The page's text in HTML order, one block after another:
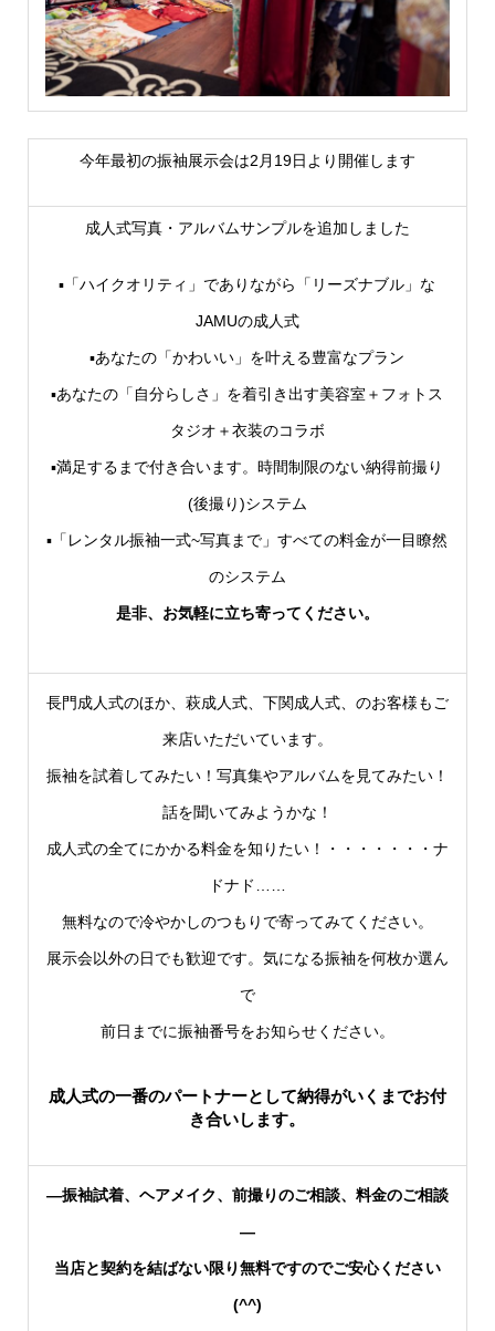
今年最初の振袖展示会は2月19日より開催します
成人式写真・アルバムサンプルを追加しました
▪「ハイクオリティ」でありながら「リーズナブル」な
JAMUの成人式
▪あなたの「かわいい」を叶える豊富なプラン
▪あなたの「自分らしさ」を着引き出す美容室＋フォトス
タジオ＋衣装のコラボ
▪満足するまで付き合います。時間制限のない納得前撮り
(後撮り)システム
▪「レンタル振袖一式~写真まで」すべての料金が一目瞭然
のシステム
是非、お気軽に立ち寄ってください。
長門成人式のほか、萩成人式、下関成人式、のお客様もご
来店いただいています。
振袖を試着してみたい！写真集やアルバムを見てみたい！
話を聞いてみようかな！
成人式の全てにかかる料金を知りたい！・・・・・・・ナ
ドナド……
無料なので冷やかしのつもりで寄ってみてください。
展示会以外の日でも歓迎です。気になる振袖を何枚か選ん
で
前日までに振袖番号をお知らせください。
成人式の一番のパートナーとして納得がいくまでお付
き合いします。
—振袖試着、ヘアメイク、前撮りのご相談、料金のご相談
—
当店と契約を結ばない限り無料ですのでご安心ください
(^^)